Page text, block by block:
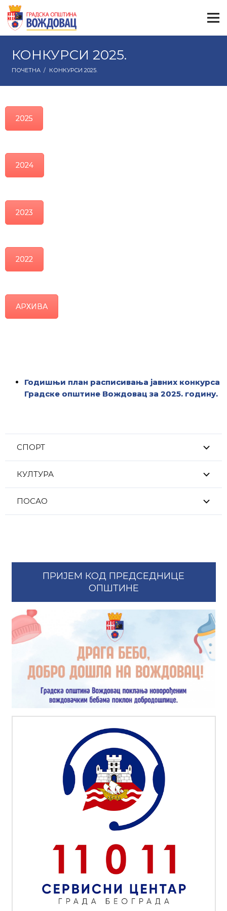
КОНКУРСИ 2025.
ПОЧЕТНА / КОНКУРСИ 2025.
2025
2024
2023
2022
АРХИВА
Годишњи план расписивања јавних конкурса
Градске општине Вождовац за 2025. годину.
СПОРТ
КУЛТУРА
ПОСАО
ПРИЈЕМ КОД ПРЕДСЕДНИЦЕ
ОПШТИНЕ